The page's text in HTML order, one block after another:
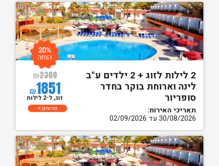
2 לילות לזוג + 2 ילדים ע"ב
לינה וארוחת בוקר בחדר
סופריור
תאריכי האירוח:
30/08/2026 עד 02/09/2026
₪2300
₪1851
20%
הנחה
זוג, ל-2 לילות
פרטים